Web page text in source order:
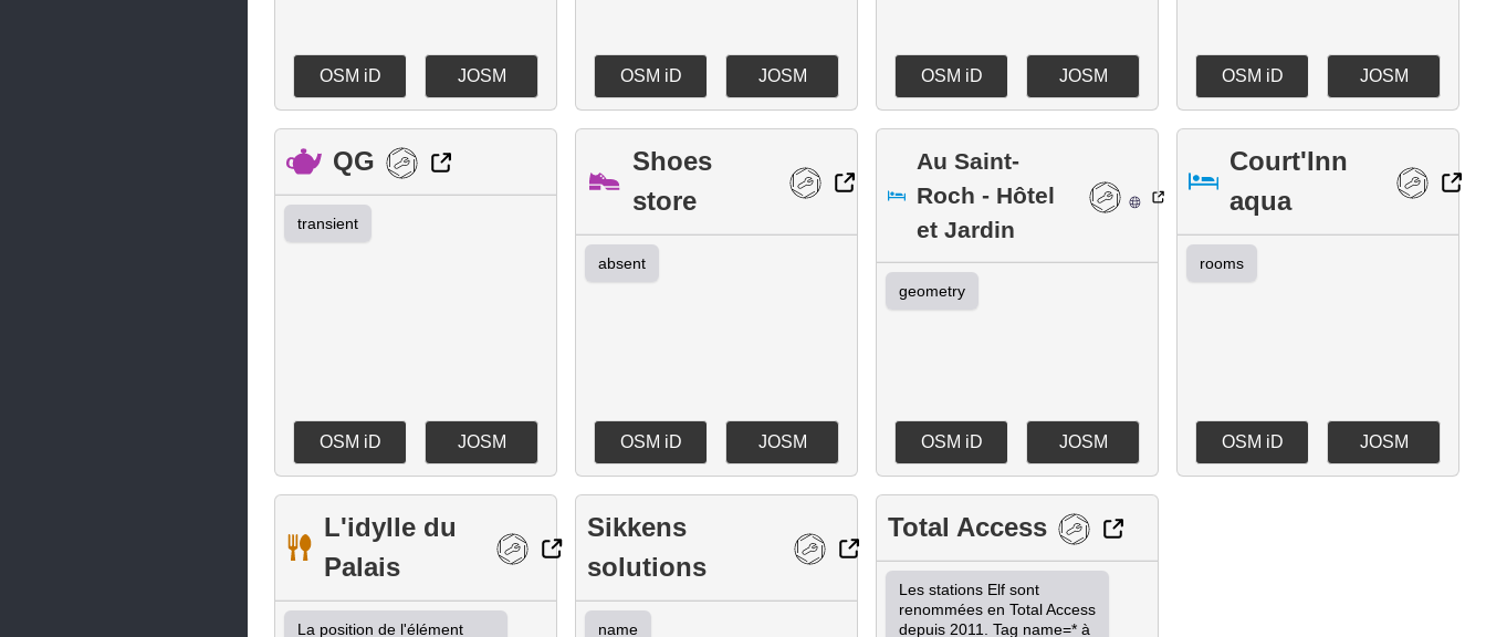
OSM iD JOSM OSM iD JOSM OSM iD JOSM OSM iD JOSM
QG
transient
OSM iD JOSM
Shoes
store
absent
OSM iD JOSM
Au Saint-
Roch - Hôtel
et Jardin
geometry
OSM iD JOSM
Court'Inn
aqua
rooms
OSM iD JOSM
L'idylle du
Palais
La position de l'élément
Sikkens
solutions
name
Total Access
Les stations Elf sont
renommées en Total Access
depuis 2011. Tag name=* à